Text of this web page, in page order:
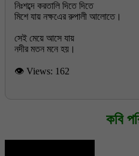
নিঃশব্দে করতালি দিতে দিতে
মিশে যায় নক্ষএের রুপালী আলোতে।
সেই মেয়ে আসে যায়
👁 Views: 162
কবি